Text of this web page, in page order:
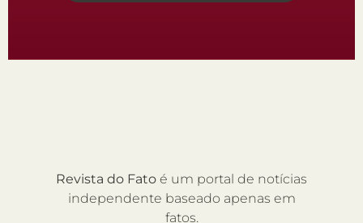
Revista do Fato é um portal de notícias
independente baseado apenas em
fatos.